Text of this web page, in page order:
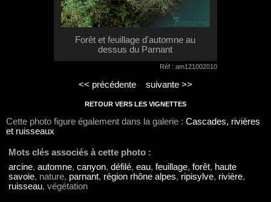
Forêt et feuillage d'automne au
dessus du Parnant
Réf : am121002010
<< précédente suivante >>
RETOUR VERS LES VIGNETTES
Cette photo figure également dans la galerie : Cascades, rivières
et ruisseaux
Mots clés associés à cette photo :
arcine, automne, canyon, défilé, eau, feuillage, forêt, haute
savoie, nature, parnant, région rhône alpes, ripisylve, rivière,
ruisseau, végétation